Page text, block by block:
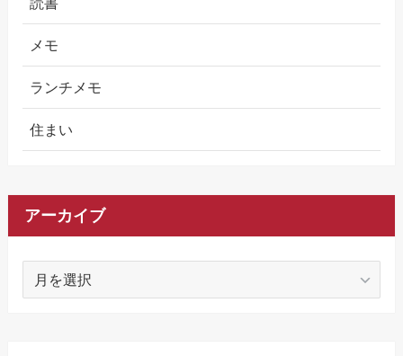
メモ
ランチメモ
住まい
アーカイブ